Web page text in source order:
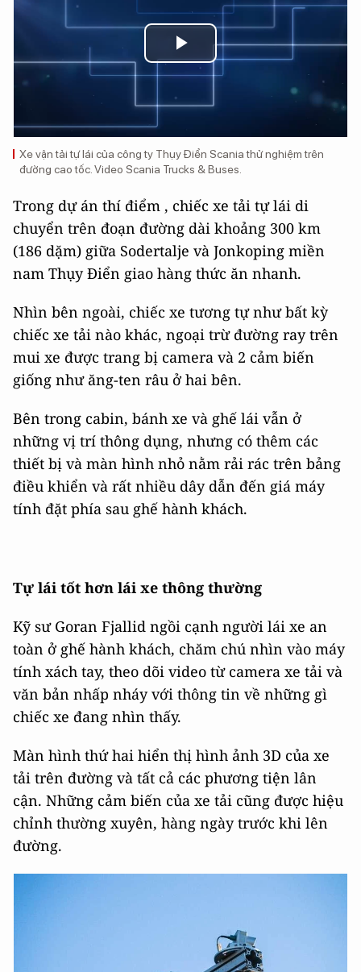
Play
Video
Xe vận tải tự lái của công ty Thụy Điển Scania thử nghiệm trên
đường cao tốc. Video Scania Trucks & Buses.
Trong dự án thí điểm , chiếc xe tải tự lái di
chuyển trên đoạn đường dài khoảng 300 km
(186 dặm) giữa Sodertalje và Jonkoping miền
nam Thụy Điển giao hàng thức ăn nhanh.
Nhìn bên ngoài, chiếc xe tương tự như bất kỳ
chiếc xe tải nào khác, ngoại trừ đường ray trên
mui xe được trang bị camera và 2 cảm biến
giống như ăng-ten râu ở hai bên.
Bên trong cabin, bánh xe và ghế lái vẫn ở
những vị trí thông dụng, nhưng có thêm các
thiết bị và màn hình nhỏ nằm rải rác trên bảng
điều khiển và rất nhiều dây dẫn đến giá máy
tính đặt phía sau ghế hành khách.
Tự lái tốt hơn lái xe thông thường
Kỹ sư Goran Fjallid ngồi cạnh người lái xe an
toàn ở ghế hành khách, chăm chú nhìn vào máy
tính xách tay, theo dõi video từ camera xe tải và
văn bản nhấp nháy với thông tin về những gì
chiếc xe đang nhìn thấy.
Màn hình thứ hai hiển thị hình ảnh 3D của xe
tải trên đường và tất cả các phương tiện lân
cận. Những cảm biến của xe tải cũng được hiệu
chỉnh thường xuyên, hàng ngày trước khi lên
đường.